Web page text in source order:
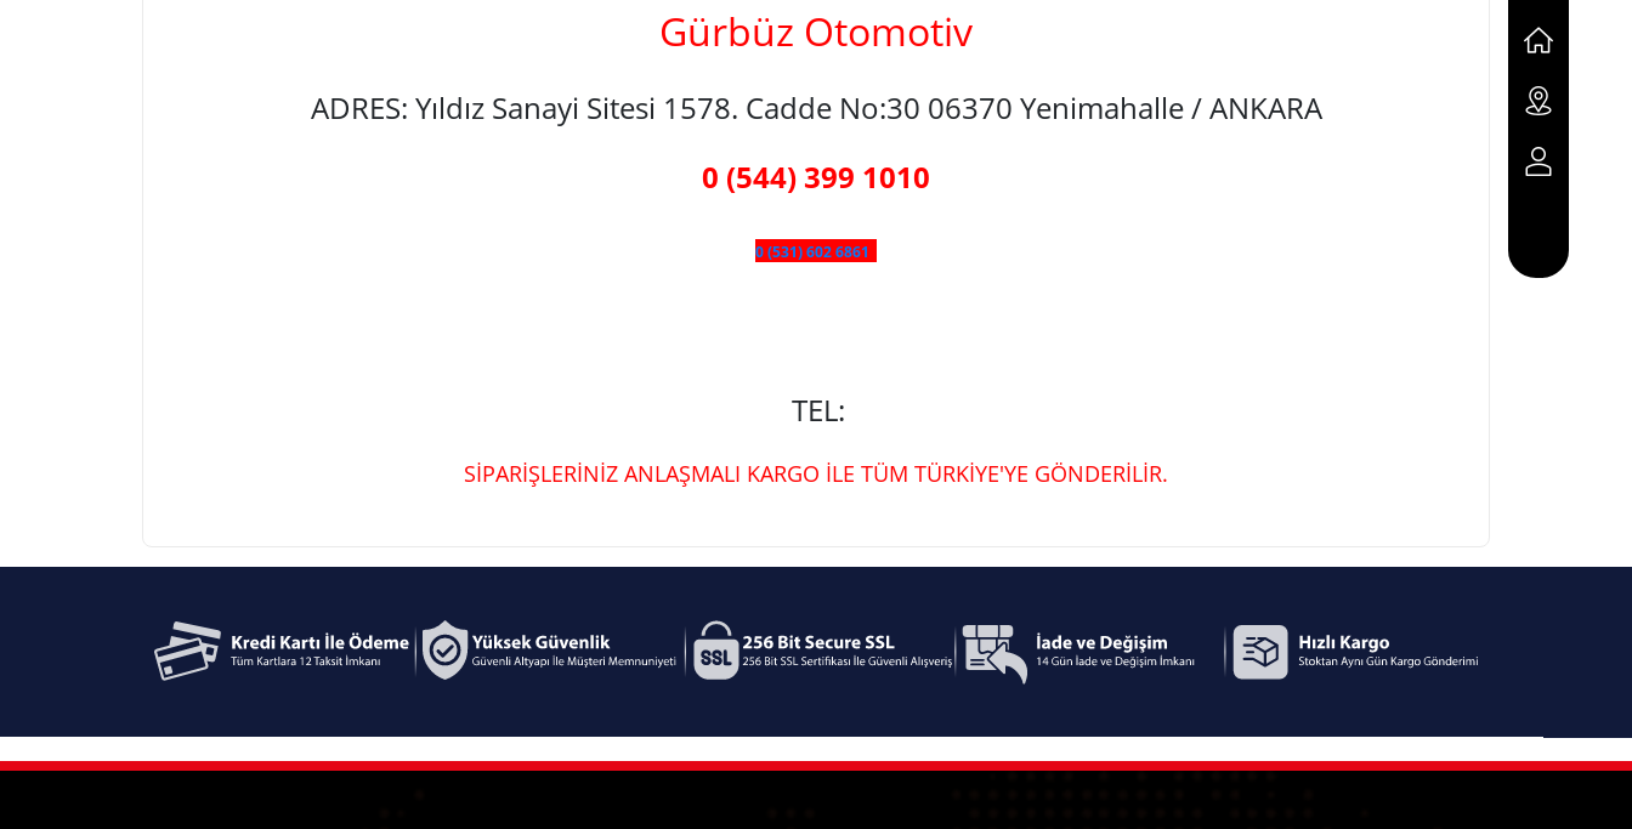
Gürbüz Otomotiv
ADRES: Yıldız Sanayi Sitesi 1578. Cadde No:30 06370 Yenimahalle / ANKARA
0 (544) 399 1010
0 (531) 602 6861
TEL:
SİPARİŞLERİNİZ ANLAŞMALI KARGO İLE TÜM TÜRKİYE'YE GÖNDERİLİR.